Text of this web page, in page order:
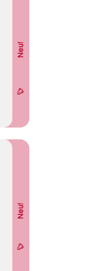
Neu!
Neu!